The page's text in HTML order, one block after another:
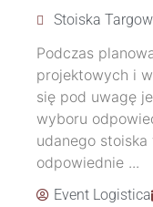
Stoiska
Podczas
projektowych i
się pod uwagę
wyboru
udanego
odpowiednie ...
Event Logistica